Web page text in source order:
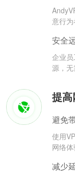
意行为
安全
企业
源，无
提
避免
使用
网络体
减少